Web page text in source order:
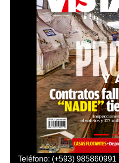
Teléfono: (+593) 985860991